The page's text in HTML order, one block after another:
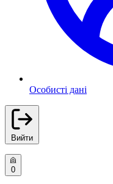
Особисті дані
Вийти
0